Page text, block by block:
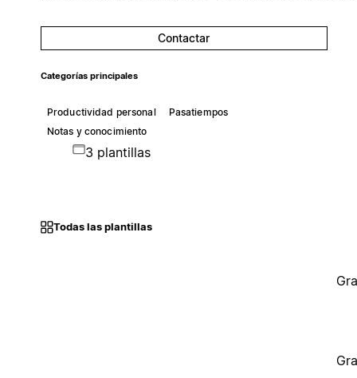
Contactar
Categorías principales
Productividad personal
Pasatiempos
Notas y conocimiento
3 plantillas
Todas las plantillas